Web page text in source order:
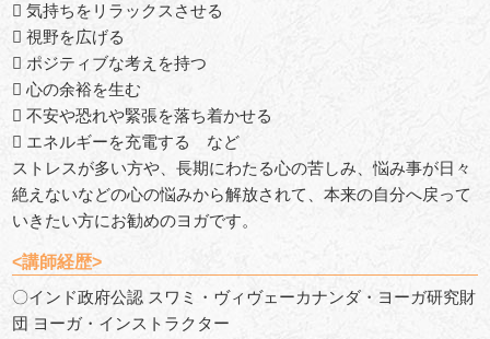
 気持ちをリラックスさせる
 視野を広げる
 ポジティブな考えを持つ
 心の余裕を生む
 不安や恐れや緊張を落ち着かせる
 エネルギーを充電する など
ストレスが多い方や、長期にわたる心の苦しみ、悩み事が日々
絶えないなどの心の悩みから解放されて、本来の自分へ戻って
いきたい方にお勧めのヨガです。
<講師経歴>
〇インド政府公認 スワミ・ヴィヴェーカナンダ・ヨーガ研究財
団 ヨーガ・インストラクター